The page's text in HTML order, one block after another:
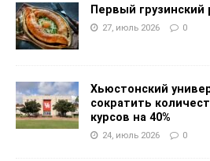
Первый
27, июль 2026 0
Хьюстонский
сократить
курсов на 40%
24, июль 2026 0